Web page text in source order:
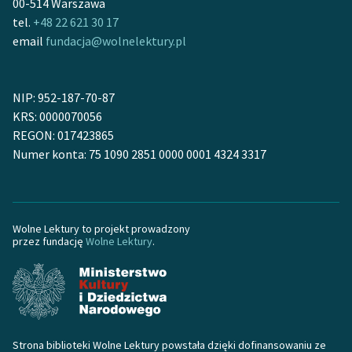
Ręce pełne poezji
Kolekcje edukacyjne
lektur szkolnych oraz
Starego Testamentu
Odkurzamy bohaterów
O nas
Kontakt
O projekcie
00-514 Warszawa
tel. +48 22 621 30 17
email fundacja@wolnelektury.pl
NIP: 952-187-70-87
KRS: 0000070056
REGON: 017423865
Numer konta: 75 1090 2851 0000 0001 4324 3317
Wolne Lektury to projekt prowadzony
przez fundację Wolne Lektury.
Strona biblioteki Wolne Lektury powstała dzięki dofinansowaniu ze